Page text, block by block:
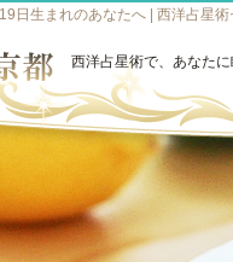
日生まれのあなたへ | 西洋占星
西洋占星術で、あなた